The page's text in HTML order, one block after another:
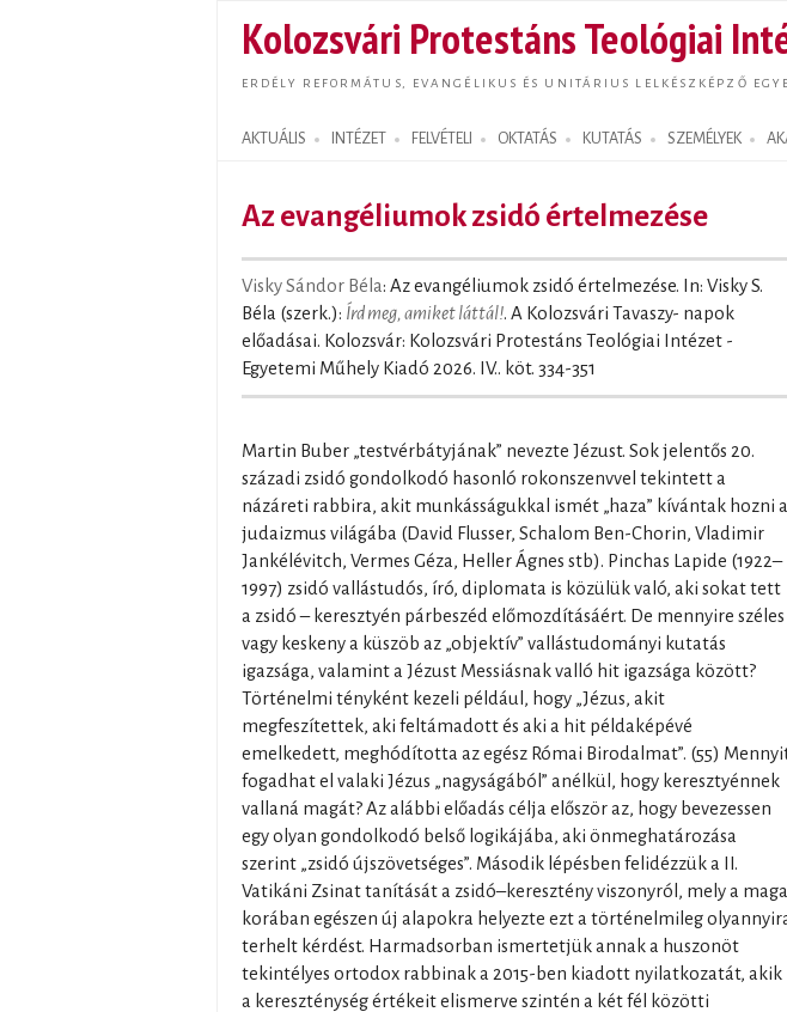
tartalomra
Kolozsvári Protestáns Teológiai
ERDÉLY REFORMÁTUS, EVANGÉLIKUS ÉS UNITÁRIUS LELKÉSZKÉPZŐ
AKTUÁLIS INTÉZET FELVÉTELI OKTATÁS KUTATÁS SZEMÉLYEK
Search form
Az evangéliumok zsidó értelmezése
Visky Sándor Béla: Az evangéliumok zsidó értelmezése. In: Visky S.
Béla (szerk.): Írd meg, amiket láttál!. A Kolozsvári Tavaszy- napok
előadásai. Kolozsvár: Kolozsvári Protestáns Teológiai Intézet -
Egyetemi Műhely Kiadó 2026. IV.. köt. 334-351
Martin Buber „testvérbátyjának” nevezte Jézust. Sok jelentős 20.
századi zsidó gondolkodó hasonló rokonszenvvel tekintett a
názáreti rabbira, akit munkásságukkal ismét „haza” kívántak hozni a
judaizmus világába (David Flusser, Schalom Ben-Chorin, Vladimir
Jankélévitch, Vermes Géza, Heller Ágnes stb). Pinchas Lapide (1922–
1997) zsidó vallástudós, író, diplomata is közülük való, aki sokat tett
a zsidó – keresztyén párbeszéd előmozdításáért. De mennyire széles
vagy keskeny a küszöb az „objektív” vallástudományi kutatás
igazsága, valamint a Jézust Messiásnak valló hit igazsága között?
Történelmi tényként kezeli például, hogy „Jézus, akit
megfeszítettek, aki feltámadott és aki a hit példaképévé
emelkedett, meghódította az egész Római Birodalmat”. (55)
fogadhat el valaki Jézus „nagyságából” anélkül, hogy keresztyénnek
vallaná magát? Az alábbi előadás célja először az, hogy bevezessen
egy olyan gondolkodó belső logikájába, aki önmeghatározása
szerint „zsidó újszövetséges”. Második lépésben felidézzük a II.
Vatikáni Zsinat tanítását a zsidó–keresztény viszonyról, mely a maga
korában egészen új alapokra helyezte ezt a történelmileg
terhelt kérdést. Harmadsorban ismertetjük annak a huszonöt
tekintélyes ortodox rabbinak a 2015-ben kiadott nyilatkozatát, akik
a kereszténység értékeit elismerve szintén a két fél közötti